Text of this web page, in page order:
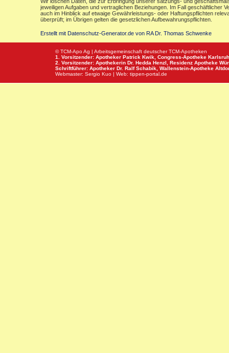
jeweiligen Aufgaben und vertraglichen Beziehungen. Im Fall geschäftlicher
auch im Hinblick auf etwaige Gewährleistungs- oder Haftungspflichten
überprüft; im Übrigen gelten die gesetzlichen Aufbewahrungspflichten.
Erstellt mit Datenschutz-Generator.de von RA Dr. Thomas Schwenke
© TCM-Apo Ag | Arbeitsgemeinschaft deutscher TCM-Apotheken
1. Vorsitzender: Apotheker Patrick Kwik, Congress-Apotheke
2. Vorsitzender: Apothekerin Dr. Hedda Henzl, Residenz Apotheke
Schriftführer: Apotheker Dr. Ralf Schabik, Wallenstein-Apotheke
Webmaster: Sergio Kuo | Web: tippen-portal.de